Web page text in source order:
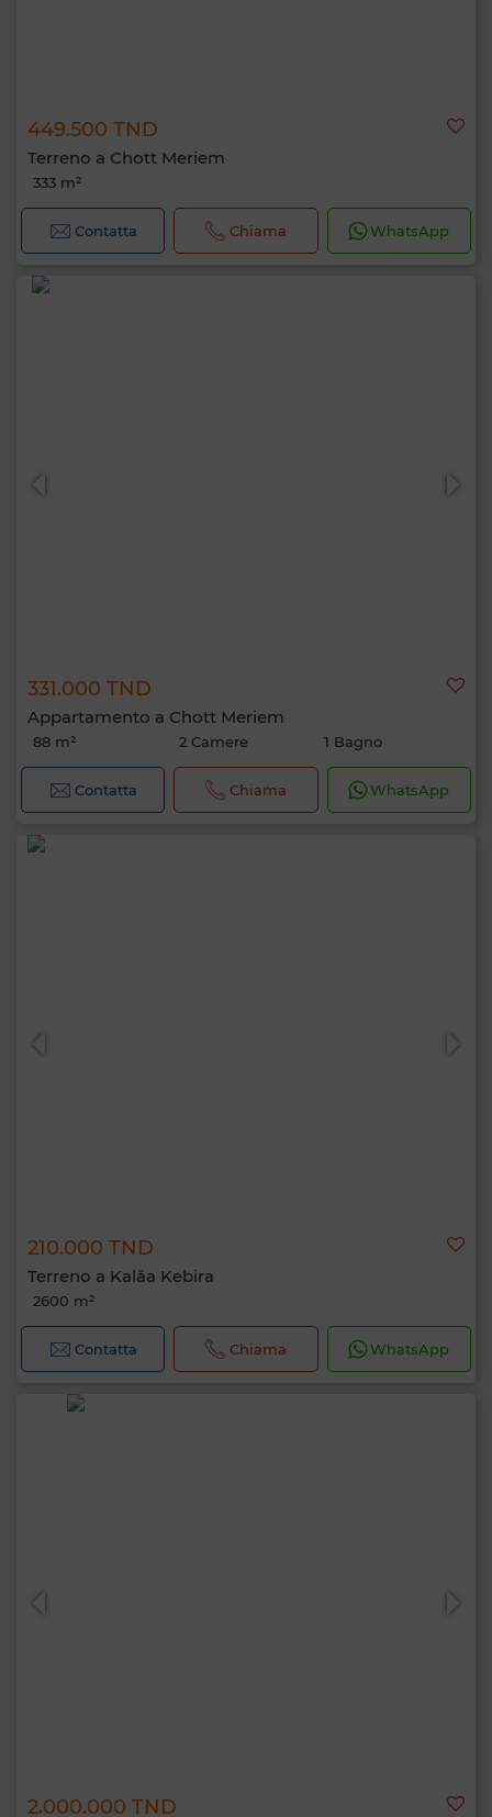
449.500 TND
Terreno a Chott Meriem
333 m²
Contatta Chiama WhatsApp
331.000 TND
Appartamento a Chott Meriem
88 m² 2 Camere 1 Bagno
Contatta Chiama WhatsApp
210.000 TND
Terreno a Kalâa Kebira
2600 m²
Contatta Chiama WhatsApp
2.000.000 TND